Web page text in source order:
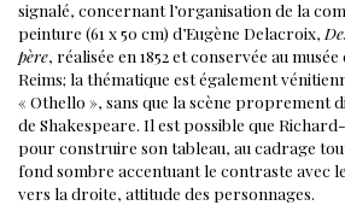
signalé, concernant l’organisation de la
peinture (61 x 50 cm) d’Eugène Delacroix,
père, réalisée en 1852 et conservée au
Reims; la thématique est également
« Othello », sans que la scène proprement
de Shakespeare. Il est possible que
pour construire son tableau, au cadrage
fond sombre accentuant le contraste avec
vers la droite, attitude des personnages.